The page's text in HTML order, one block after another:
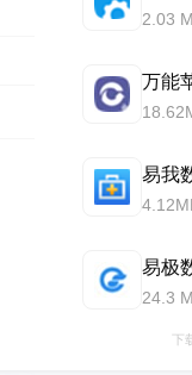
2.03
万能
易我
易极
24.3